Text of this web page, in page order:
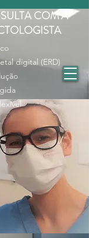
COM A
digital (ERD)